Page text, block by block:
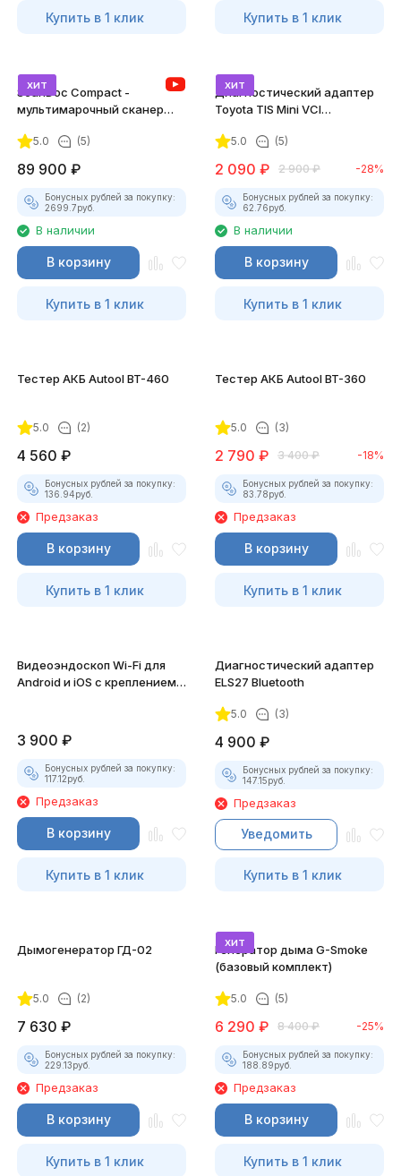
Купить в 1 клик Купить в 1 клик
хит
ScanDoc Compact -
мультимарочный сканер
5.0 (5)
89 900 ₽
Бонусных рублей за покупку:
2699.7руб.
В наличии
В корзину
Купить в 1 клик
хит
Диагностический адаптер
Toyota TIS Mini VCI
5.0 (5)
2 090 ₽ 2 900 ₽ -28%
Бонусных рублей за покупку:
62.76руб.
В наличии
В корзину
Купить в 1 клик
Тестер АКБ Autool BT-460
5.0 (2)
4 560 ₽
Бонусных рублей за покупку:
136.94руб.
Предзаказ
В корзину
Купить в 1 клик
Тестер АКБ Autool BT-360
5.0 (3)
2 790 ₽ 3 400 ₽ -18%
Бонусных рублей за покупку:
83.78руб.
Предзаказ
В корзину
Купить в 1 клик
Видеоэндоскоп Wi-Fi для
Android и iOS с креплением
3 900 ₽
Бонусных рублей за покупку:
117.12руб.
Предзаказ
В корзину
Купить в 1 клик
Диагностический адаптер
ELS27 Bluetooth
5.0 (3)
4 900 ₽
Бонусных рублей за покупку:
147.15руб.
Предзаказ
Уведомить
Купить в 1 клик
Дымогенератор ГД-02
5.0 (2)
7 630 ₽
Бонусных рублей за покупку:
229.13руб.
Предзаказ
В корзину
Купить в 1 клик
хит
Генератор дыма G-Smoke
(базовый комплект)
5.0 (5)
6 290 ₽ 8 400 ₽ -25%
Бонусных рублей за покупку:
188.89руб.
Предзаказ
В корзину
Купить в 1 клик